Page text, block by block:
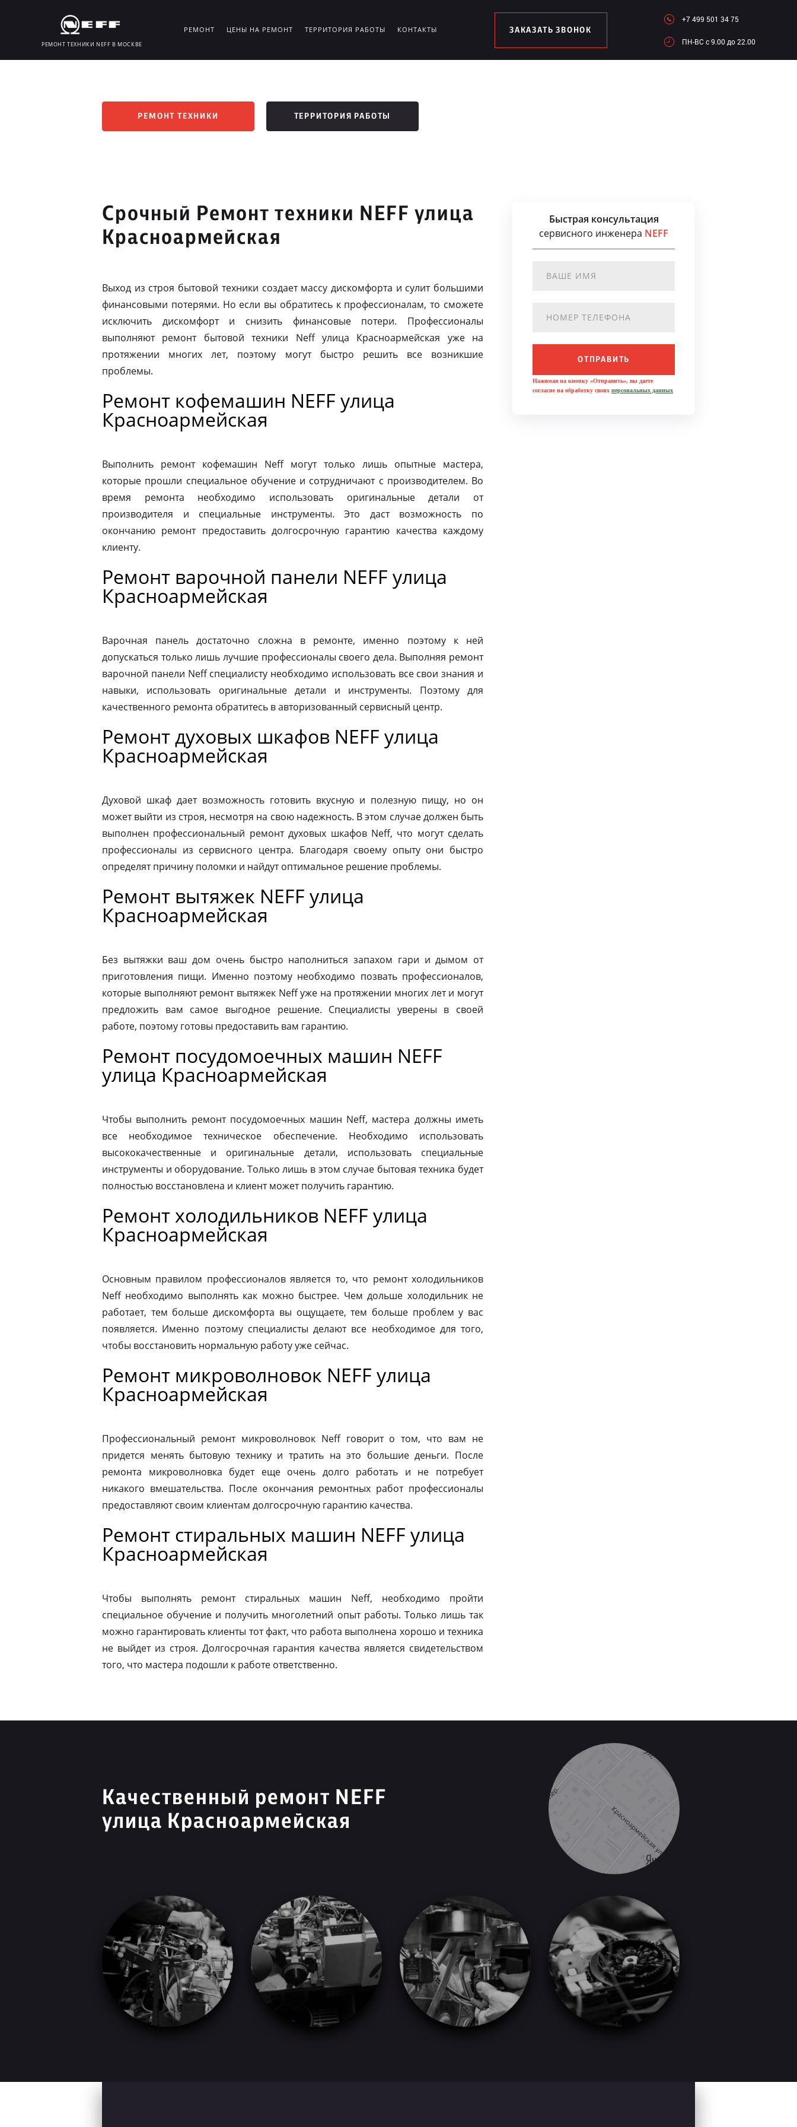
РЕМОНТ ТЕХНИКИ NEFF В МОСКВЕ
РЕМОНТ ЦЕНЫ НА РЕМОНТ ТЕРРИТОРИЯ РАБОТЫ КОНТАКТЫ ЗАКАЗАТЬ ЗВОНОК
+7 499 501 34 75
ПН-ВC c 9.00 до 22.00
РЕМОНТ ТЕХНИКИ ТЕРРИТОРИЯ РАБОТЫ
Срочный Ремонт техники NEFF улица
Красноармейская
Выход из строя бытовой техники создает массу дискомфорта и сулит большими
финансовыми потерями. Но если вы обратитесь к профессионалам, то сможете
исключить дискомфорт и снизить финансовые потери. Профессионалы
выполняют ремонт бытовой техники Neff улица Красноармейская уже на
протяжении многих лет, поэтому могут быстро решить все возникшие
проблемы.
Ремонт кофемашин NEFF улица
Красноармейская
Выполнить ремонт кофемашин Neff могут только лишь опытные мастера,
которые прошли специальное обучение и сотрудничают с производителем. Во
время ремонта необходимо использовать оригинальные детали от
производителя и специальные инструменты. Это даст возможность по
окончанию ремонт предоставить долгосрочную гарантию качества каждому
клиенту.
Ремонт варочной панели NEFF улица
Красноармейская
Варочная панель достаточно сложна в ремонте, именно поэтому к ней
допускаться только лишь лучшие профессионалы своего дела. Выполняя ремонт
варочной панели Neff специалисту необходимо использовать все свои знания и
навыки, использовать оригинальные детали и инструменты. Поэтому для
качественного ремонта обратитесь в авторизованный сервисный центр.
Ремонт духовых шкафов NEFF улица
Красноармейская
Духовой шкаф дает возможность готовить вкусную и полезную пищу, но он
может выйти из строя, несмотря на свою надежность. В этом случае должен быть
выполнен профессиональный ремонт духовых шкафов Neff, что могут сделать
профессионалы из сервисного центра. Благодаря своему опыту они быстро
определят причину поломки и найдут оптимальное решение проблемы.
Ремонт вытяжек NEFF улица
Красноармейская
Без вытяжки ваш дом очень быстро наполниться запахом гари и дымом от
приготовления пищи. Именно поэтому необходимо позвать профессионалов,
которые выполняют ремонт вытяжек Neff уже на протяжении многих лет и могут
предложить вам самое выгодное решение. Специалисты уверены в своей
работе, поэтому готовы предоставить вам гарантию.
Ремонт посудомоечных машин NEFF
улица Красноармейская
Чтобы выполнить ремонт посудомоечных машин Neff, мастера должны иметь
все необходимое техническое обеспечение. Необходимо использовать
высококачественные и оригинальные детали, использовать специальные
инструменты и оборудование. Только лишь в этом случае бытовая техника будет
полностью восстановлена и клиент может получить гарантию.
Ремонт холодильников NEFF улица
Красноармейская
Основным правилом профессионалов является то, что ремонт холодильников
Neff необходимо выполнять как можно быстрее. Чем дольше холодильник не
работает, тем больше дискомфорта вы ощущаете, тем больше проблем у вас
появляется. Именно поэтому специалисты делают все необходимое для того,
чтобы восстановить нормальную работу уже сейчас.
Ремонт микроволновок NEFF улица
Красноармейская
Профессиональный ремонт микроволновок Neff говорит о том, что вам не
придется менять бытовую технику и тратить на это большие деньги. После
ремонта микроволновка будет еще очень долго работать и не потребует
никакого вмешательства. После окончания ремонтных работ профессионалы
предоставляют своим клиентам долгосрочную гарантию качества.
Ремонт стиральных машин NEFF улица
Красноармейская
Чтобы выполнять ремонт стиральных машин Neff, необходимо пройти
специальное обучение и получить многолетний опыт работы. Только лишь так
можно гарантировать клиенты тот факт, что работа выполнена хорошо и техника
не выйдет из строя. Долгосрочная гарантия качества является свидетельством
того, что мастера подошли к работе ответственно.
Быстрая консультация
сервисного инженера NEFF
ОТПРАВИТЬ
Нажимая на кнопку «Отправить», вы даете
согласие на обработку своих персональных данных
Качественный ремонт NEFF
улица Красноармейская